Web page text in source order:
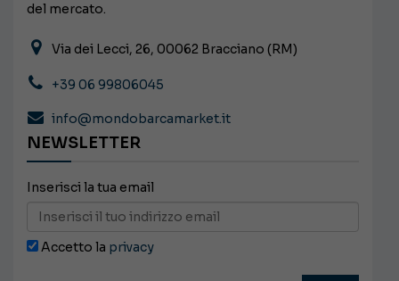
del mercato.
Via dei Lecci, 26, 00062 Bracciano (RM)
+39 06 99806045
info@mondobarcamarket.it
NEWSLETTER
Inserisci la tua email
Accetto la privacy